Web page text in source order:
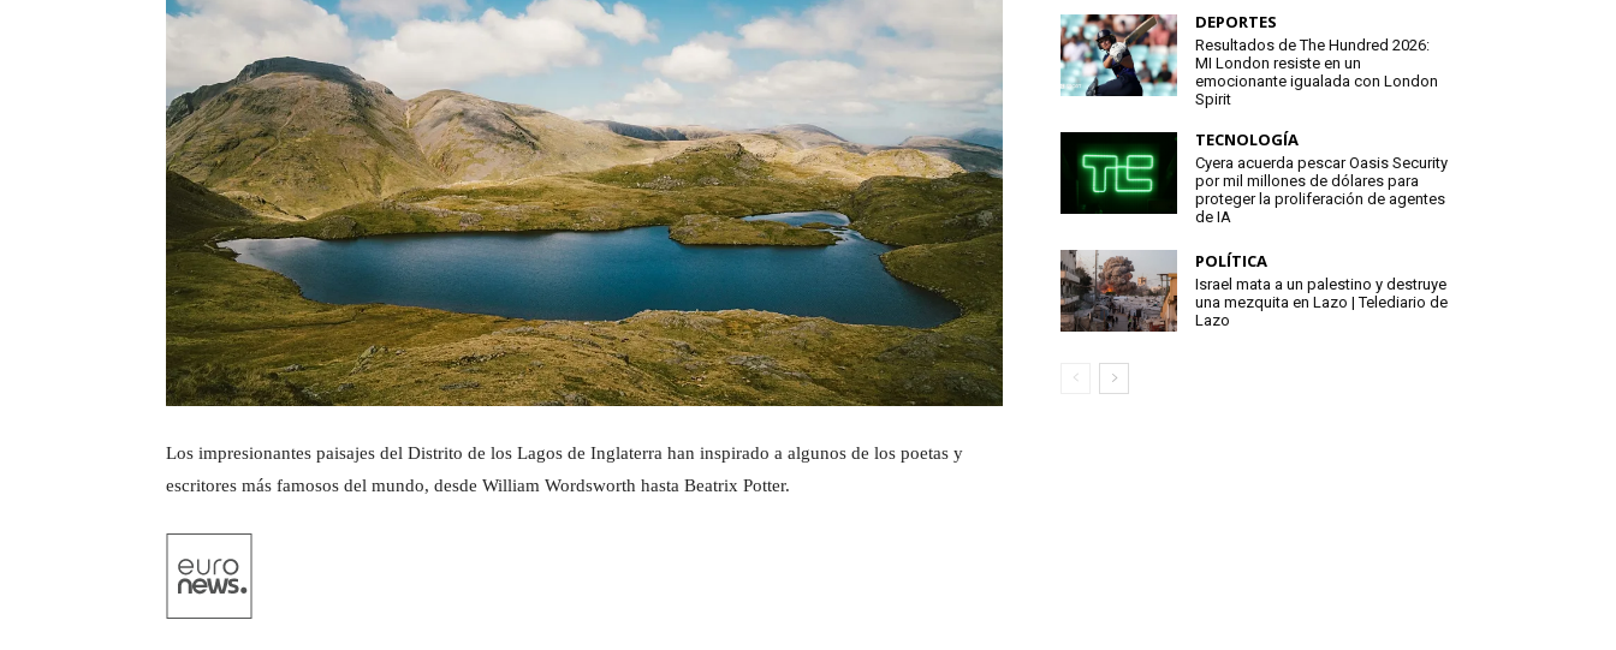
Los impresionantes paisajes del Distrito de los Lagos de Inglaterra han inspirado a algunos de los poetas y
escritores más famosos del mundo, desde William Wordsworth hasta Beatrix Potter.
DEPORTES
Resultados de The Hundred 2026:
MI London resiste en un
emocionante igualada con London
Spirit
TECNOLOGÍA
Cyera acuerda pescar Oasis Security
por mil millones de dólares para
proteger la proliferación de agentes
de IA
POLÍTICA
Israel mata a un palestino y destruye
una mezquita en Lazo | Telediario de
Lazo